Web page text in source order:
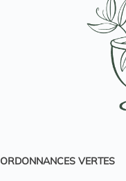
ORDONNANCES VERTES